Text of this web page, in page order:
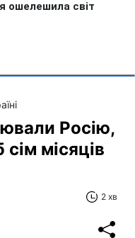
Росію,
сім місяців
2 хв